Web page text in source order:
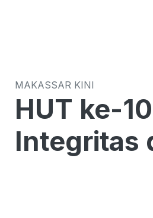
MAKASSAR KINI
HUT ke-
Integritas